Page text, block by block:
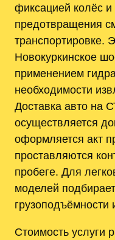
фиксацией колёс
предотвращения
транспортировке.
Новокуркинское
применением
необходимости
Доставка авто на
осуществляется
оформляется акт
проставляются
пробеге. Для
моделей
грузоподъёмности
Стоимость услуги